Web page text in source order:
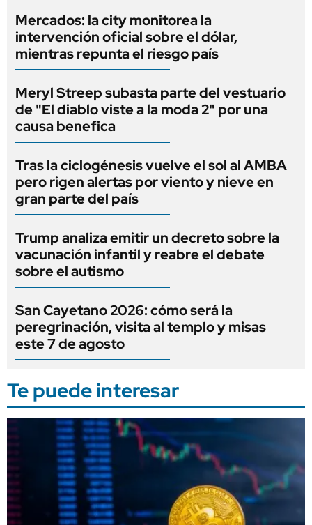
Mercados: la city monitorea la
intervención oficial sobre el dólar,
mientras repunta el riesgo país
Meryl Streep subasta parte del vestuario
de "El diablo viste a la moda 2" por una
causa benefica
Tras la ciclogénesis vuelve el sol al AMBA
pero rigen alertas por viento y nieve en
gran parte del país
Trump analiza emitir un decreto sobre la
vacunación infantil y reabre el debate
sobre el autismo
San Cayetano 2026: cómo será la
peregrinación, visita al templo y misas
este 7 de agosto
Te puede interesar